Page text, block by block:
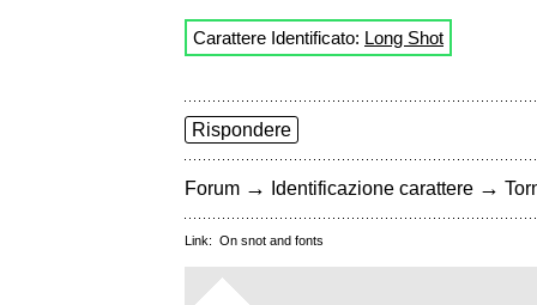
Carattere Identificato: Long Shot
Rispondere
Forum → Identificazione carattere →
Link: On snot and fonts